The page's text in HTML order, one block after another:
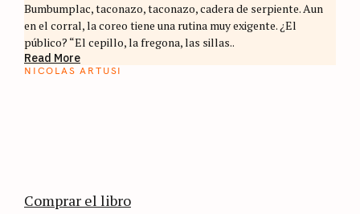
Bumbumplac, taconazo, taconazo, cadera de serpiente. Aun
en el corral, la coreo tiene una rutina muy exigente. ¿El
público? “El cepillo, la fregona, las sillas..
Read More
NICOLAS ARTUSI
Comprar el libro